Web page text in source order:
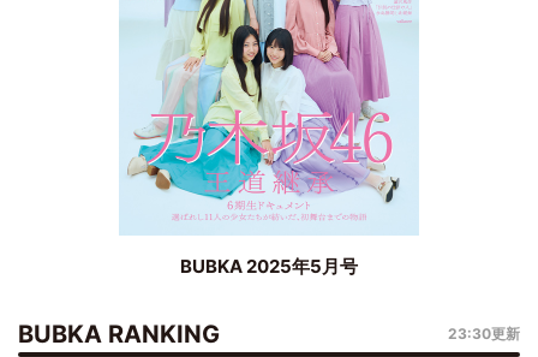
BUBKA 2025年5月号
BUBKA RANKING 23:30更新